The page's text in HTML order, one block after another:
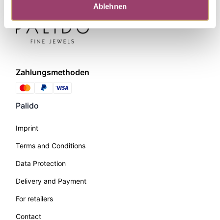
Ablehnen
Zahlungsmethoden
Palido
Imprint
Terms and Conditions
Data Protection
Delivery and Payment
For retailers
Contact